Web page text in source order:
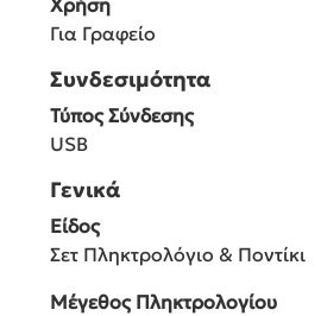
Χρήση
Για Γραφείο
Συνδεσιμότητα
Τύπος Σύνδεσης
USB
Γενικά
Είδος
Σετ Πληκτρολόγιο & Ποντίκι
Μέγεθος Πληκτρολογίου